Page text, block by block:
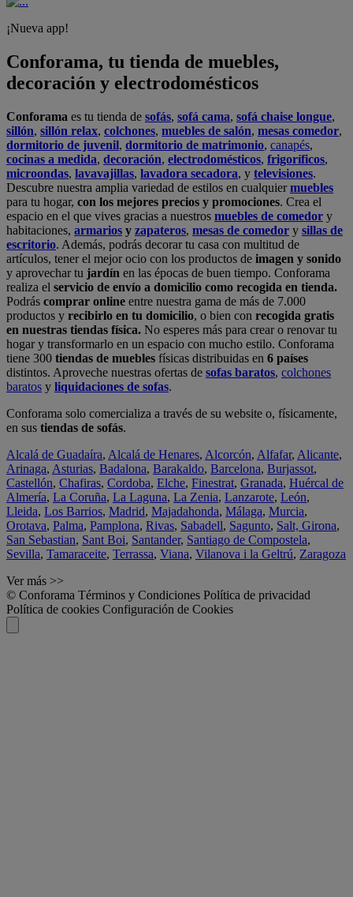
¡Nueva app!
Conforama, tu tienda de muebles,
decoración y electrodomésticos
Conforama es tu tienda de sofás, sofá cama, sofá chaise longue,
sillón, sillón relax, colchones, muebles de salón, mesas comedor,
dormitorio de juvenil, dormitorio de matrimonio, canapés,
cocinas a medida, decoración, electrodomésticos, frigoríficos,
microondas, lavavajillas, lavadora secadora, y televisiones.
Descubre nuestra amplia variedad de estilos en cualquiermuebles
para tu hogar, con los mejores precios y promociones. Crea el
espacio en el que vives gracias a nuestros muebles de comedor y
habitaciones, armarios y zapateros, mesas de comedor y sillas de
escritorio. Además, podrás decorar tu casa con multitud de
artículos, tener el mejor ocio con los productos de imagen y sonido
y aprovechar tu jardín en las épocas de buen tiempo. Conforama
realiza el servicio de envío a domicilio como recogida en tienda.
Podrás comprar online entre nuestra gama de más de 7.000
productos y recibirlo en tu domicilio, o bien con recogida gratis
en nuestras tiendas física. No esperes más para crear o renovar tu
hogar y transformarlo en un espacio con mucho estilo. Conforama
tiene 300 tiendas de muebles físicas distribuidas en 6 países
distintos. Aproveche nuestras ofertas de sofas baratos, colchones
baratos y liquidaciones de sofas.
Conforama solo comercializa a través de su website o, físicamente,
en sus tiendas de sofás.
Alcalá de Guadaíra, Alcalá de Henares, Alcorcón, Alfafar, Alicante,
Arinaga, Asturias, Badalona, Barakaldo, Barcelona, Burjassot,
Castellón, Chafiras, Cordoba, Elche, Finestrat, Granada, Huércal de
Almería, La Coruña, La Laguna, La Zenia, Lanzarote, León,
Lleida, Los Barrios, Madrid, Majadahonda, Málaga, Murcia,
Orotava, Palma, Pamplona, Rivas, Sabadell, Sagunto, Salt, Girona,
San Sebastian, Sant Boi, Santander, Santiago de Compostela,
Sevilla, Tamaraceite, Terrassa, Viana, Vilanova i la Geltrú, Zaragoza
Ver más >>
© Conforama Términos y Condiciones Política de privacidad
Política de cookies Configuración de Cookies